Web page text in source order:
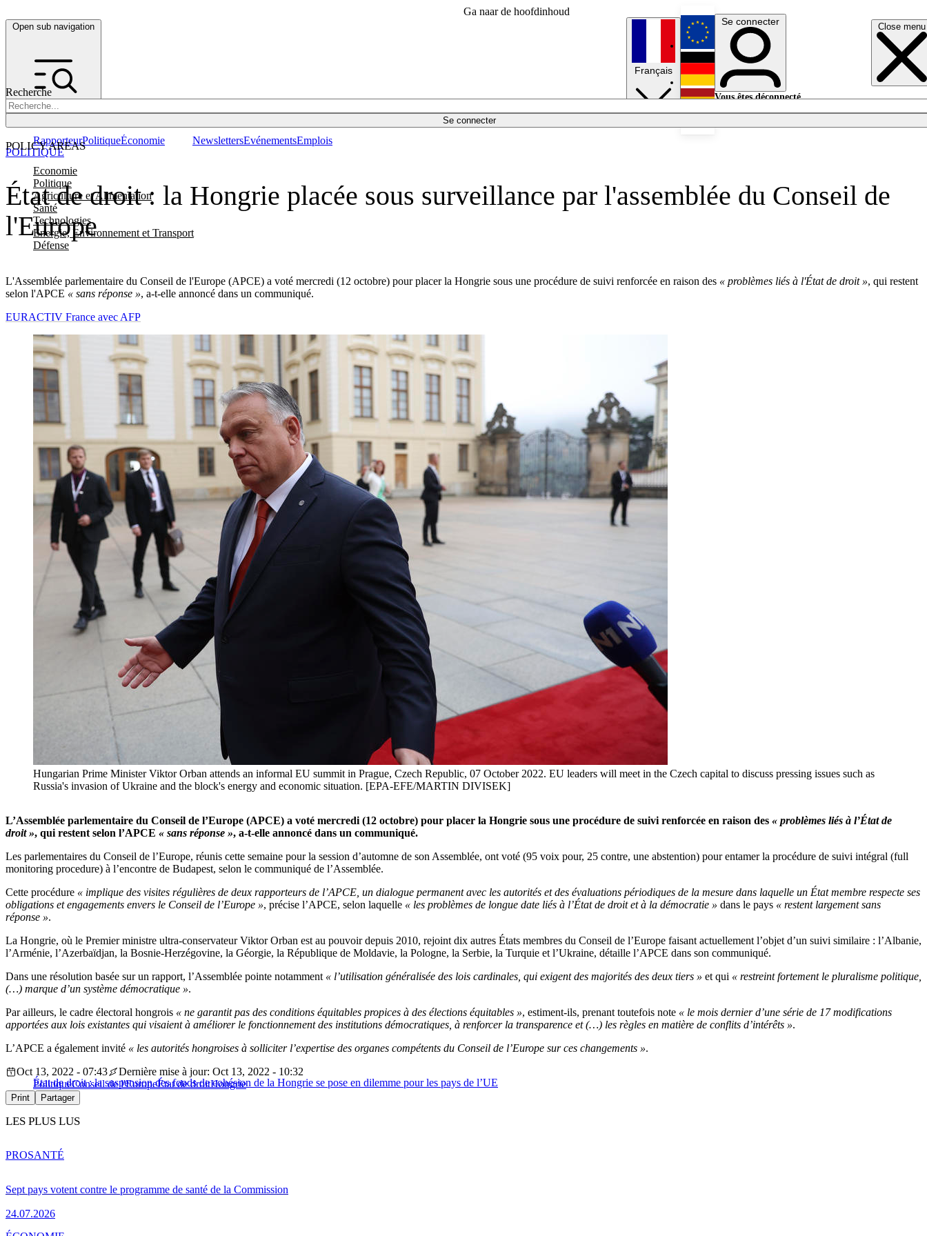
Ga naar de hoofdinhoud
Open sub navigation Close menu
Recherche
Se connecter
POLICY AREAS
Economie
Politique
Agriculture et Alimentation
Santé
Technologies
Energie, Environnement et Transport
Défense
RapporteurPolitiqueÉconomie NewslettersEvénementsEmplois
Français
English
Deutsch
Se connecter
Vous êtes déconnecté.
État de droit : la Hongrie placée sous surveillance par l'assemblée du Conseil de
l'Europe
L'Assemblée parlementaire du Conseil de l'Europe (APCE) a voté mercredi (12 octobre) pour placer la Hongrie sous une procédure de suivi renforcée en raison des « problèmes liés à l'État de droit », qui restent
selon l'APCE « sans réponse », a-t-elle annoncé dans un communiqué.
POLITIQUE
EURACTIV France avec AFP
Hungarian Prime Minister Viktor Orban attends an informal EU summit in Prague, Czech Republic, 07 October 2022. EU leaders will meet in the Czech capital to discuss pressing issues such as
Russia's invasion of Ukraine and the block's energy and economic situation. [EPA-EFE/MARTIN DIVISEK]
L’Assemblée parlementaire du Conseil de l’Europe (APCE) a voté mercredi (12 octobre) pour placer la Hongrie sous une procédure de suivi renforcée en raison des « problèmes liés à l’État de
droit », qui restent selon l’APCE « sans réponse », a-t-elle annoncé dans un communiqué.
Les parlementaires du Conseil de l’Europe, réunis cette semaine pour la session d’automne de son Assemblée, ont voté (95 voix pour, 25 contre, une abstention) pour entamer la procédure de suivi intégral (full
monitoring procedure) à l’encontre de Budapest, selon le communiqué de l’Assemblée.
Cette procédure « implique des visites régulières de deux rapporteurs de l’APCE, un dialogue permanent avec les autorités et des évaluations périodiques de la mesure dans laquelle un État membre respecte ses
obligations et engagements envers le Conseil de l’Europe », précise l’APCE, selon laquelle « les problèmes de longue date liés à l’État de droit et à la démocratie » dans le pays « restent largement sans
réponse ».
La Hongrie, où le Premier ministre ultra-conservateur Viktor Orban est au pouvoir depuis 2010, rejoint dix autres États membres du Conseil de l’Europe faisant actuellement l’objet d’un suivi similaire : l’Albanie,
l’Arménie, l’Azerbaïdjan, la Bosnie-Herzégovine, la Géorgie, la République de Moldavie, la Pologne, la Serbie, la Turquie et l’Ukraine, détaille l’APCE dans son communiqué.
Dans une résolution basée sur un rapport, l’Assemblée pointe notamment « l’utilisation généralisée des lois cardinales, qui exigent des majorités des deux tiers » et qui « restreint fortement le pluralisme politique,
(…) marque d’un système démocratique ».
Par ailleurs, le cadre électoral hongrois « ne garantit pas des conditions équitables propices à des élections équitables », estiment-ils, prenant toutefois note « le mois dernier d’une série de 17 modifications
apportées aux lois existantes qui visaient à améliorer le fonctionnement des institutions démocratiques, à renforcer la transparence et (…) les règles en matière de conflits d’intérêts ».
L’APCE a également invité « les autorités hongroises à solliciter l’expertise des organes compétents du Conseil de l’Europe sur ces changements ».
État de droit : la suspension des fonds de cohésion de la Hongrie se pose en dilemme pour les pays de l’UE
Oct 13, 2022 - 07:43
Dernière mise à jour: Oct 13, 2022 - 10:32
PolitiqueConseil de l'EuropeÉtat de droitHongrie
Print Partager
LES PLUS LUS
Sept pays votent contre le programme de santé de la Commission
24.07.2026
PROSANTÉ